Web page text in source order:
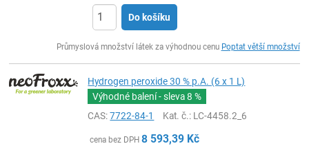
Do košíku
Průmyslová množství látek za výhodnou cenu Poptat větší množství
Hydrogen peroxide 30 % p.A. (6 x 1 L)
Výhodné balení - sleva8 %
CAS:7722-84-1 Kat. č.: LC-4458.2_6
cena bez DPH 8 593,39 Kč